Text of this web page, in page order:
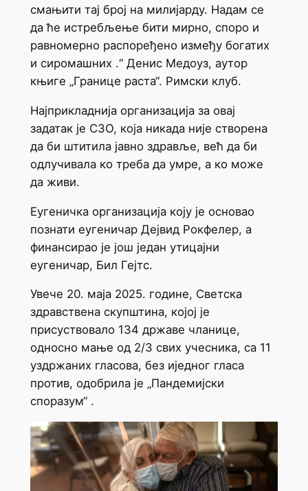
смањити тај број на милијарду. Надам се
да ће истребљење бити мирно, споро и
равномерно распоређено између богатих
и сиромашних .“ Денис Медоуз, аутор
књиге „Границе раста“. Римски клуб.
Најприкладнија организација за овај
задатак је СЗО, која никада није створена
да би штитила јавно здравље, већ да би
одлучивала ко треба да умре, а ко може
да живи.
Еугеничка организација коју је основао
познати еугеничар Дејвид Рокфелер, а
финансирао је још један утицајни
еугеничар, Бил Гејтс.
Увече 20. маја 2025. године, Светска
здравствена скупштина, којој је
присуствовало 134 државе чланице,
односно мање од 2/3 свих учесника, са 11
уздржаних гласова, без иједног гласа
против, одобрила је „Пандемијски
споразум“ .